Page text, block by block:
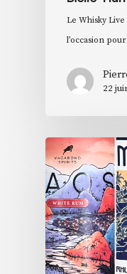
Le Whisky Live
l’occasion
22